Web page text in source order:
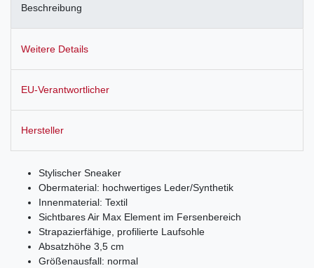
Beschreibung
Weitere Details
EU-Verantwortlicher
Hersteller
Stylischer Sneaker
Obermaterial: hochwertiges Leder/Synthetik
Innenmaterial: Textil
Sichtbares Air Max Element im Fersenbereich
Strapazierfähige, profilierte Laufsohle
Absatzhöhe 3,5 cm
Größenausfall: normal